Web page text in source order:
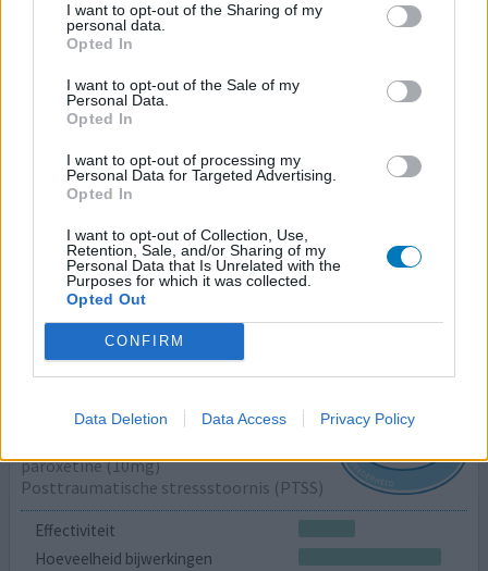
I want to opt-out of the Sharing of my
personal data.
Opted In
I want to opt-out of the Sale of my
Personal Data.
Opted In
I want to opt-out of processing my
Personal Data for Targeted Advertising.
Opted In
I want to opt-out of Collection, Use,
Retention, Sale, and/or Sharing of my
Personal Data that Is Unrelated with the
Purposes for which it was collected.
Opted Out
CONFIRM
Data Deletion Data Access Privacy Policy
Paroxetine
paroxetine (10mg)
Posttraumatische stressstoornis (PTSS)
Effectiviteit
Hoeveelheid bijwerkingen
Hallo, een vraag; Benieuwd of er mensen zijn met
positieve ervaringen mbt afvallen tijdens het gebruik van
paroxetine. DANK! Inge
geef mening 0 reacties
Paroxetine
paroxetine (10mg)
Posttraumatische stressstoornis (PTSS)
Effectiviteit
Hoeveelheid bijwerkingen